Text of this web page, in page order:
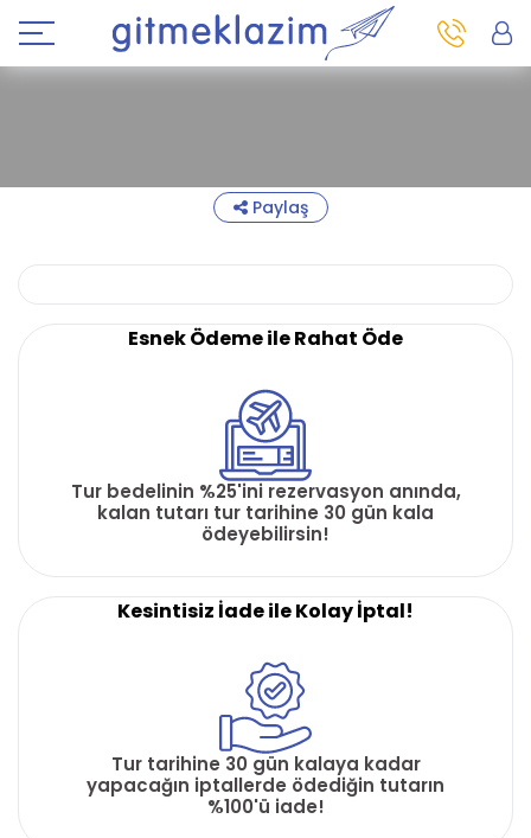
Paylaş
Esnek Ödeme ile Rahat Öde
Tur bedelinin %25'ini rezervasyon anında,
kalan tutarı tur tarihine 30 gün kala
ödeyebilirsin!
Kesintisiz İade ile Kolay İptal!
Tur tarihine 30 gün kalaya kadar
yapacağın iptallerde ödediğin tutarın
%100'ü iade!